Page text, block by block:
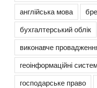
англійська мова
бухгалтерський облік
виконавче
геоінформаційні
господарське право